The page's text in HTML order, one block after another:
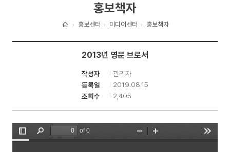
학
뉴
홈
홍보센터 미디어센터 홍보책자
홍보책자
2013년 영문 브로셔
작성자
관리자
등록일
2019.08.15
조회수
2,405